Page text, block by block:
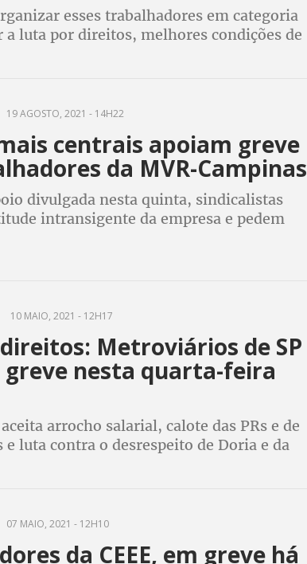
esses trabalhadores em categoria
a luta por direitos, melhores condições de
19 AGOSTO, 2021 - 14H22
centrais apoiam greve
da MVR-Campinas
divulgada nesta quinta, sindicalistas
intransigente da empresa e pedem
10 MAIO, 2021 - 12H17
Metroviários de SP
nesta quarta-feira
arrocho salarial, calote das PRs e de
luta contra o desrespeito de Doria e da
07 MAIO, 2021 - 12H10
da CEEE, em greve há